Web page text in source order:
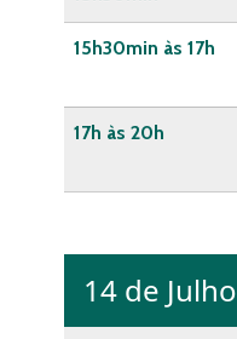
15h30min às 17h
17h às 20h
14 de Julho